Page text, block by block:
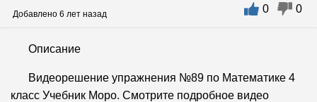
Добавлено 6 лет назад
0 0
Описание
Видеорешение упражнения №89 по Математике 4
класс Учебник Моро. Смотрите подробное видео